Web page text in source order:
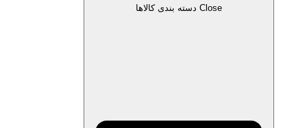
Close دسته بندی کالاها